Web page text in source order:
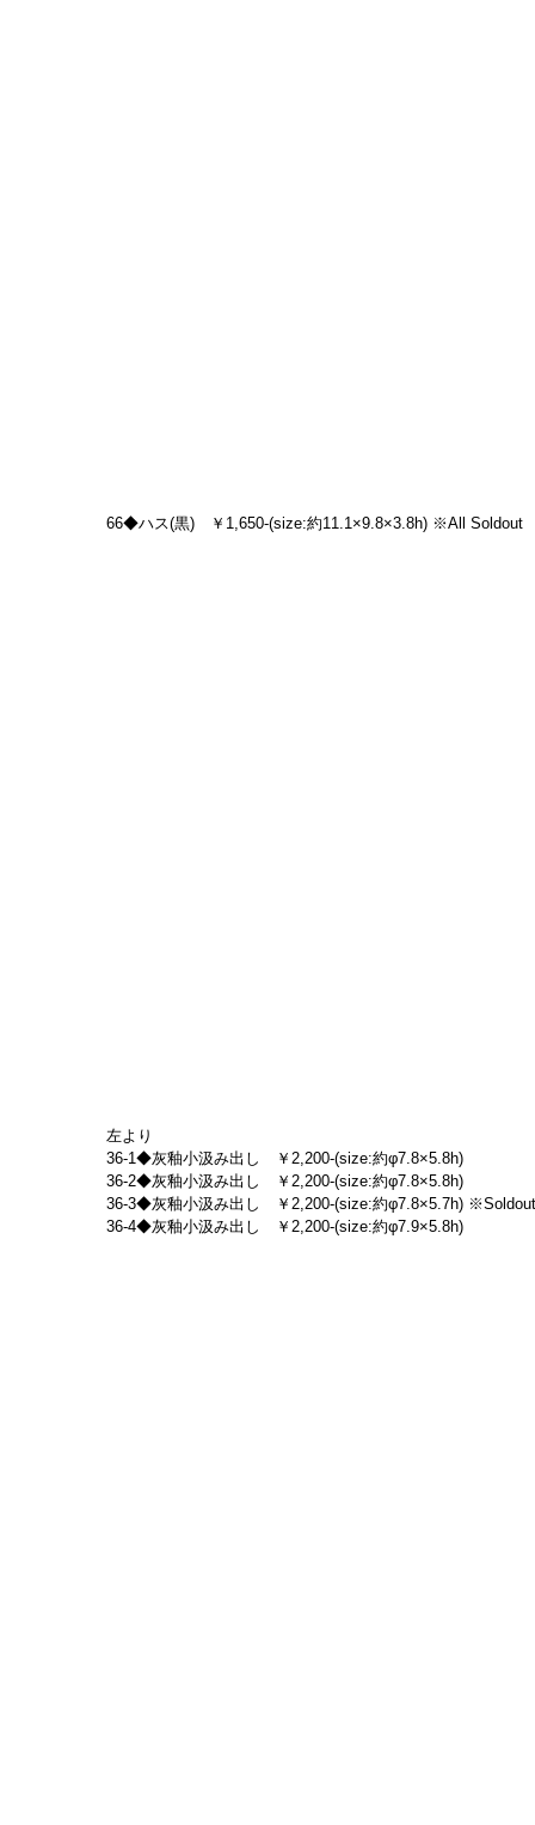
66◆ハス(黒)　￥1,650-(size:約11.1×9.8×3.8h) ※All Soldout
左より
36-1◆灰釉小汲み出し　￥2,200-(size:約φ7.8×5.8h)
36-2◆灰釉小汲み出し　￥2,200-(size:約φ7.8×5.8h)
36-3◆灰釉小汲み出し　￥2,200-(size:約φ7.8×5.7h) ※Soldout
36-4◆灰釉小汲み出し　￥2,200-(size:約φ7.9×5.8h)